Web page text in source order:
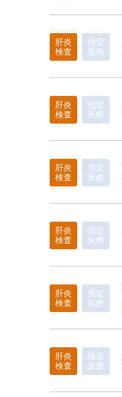
肝炎
検査
指定
医療
肝炎
検査
指定
医療
肝炎
検査
指定
医療
肝炎
検査
指定
医療
肝炎
検査
指定
医療
肝炎
検査
指定
医療